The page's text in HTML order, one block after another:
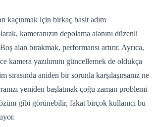
kaçınmak için birkaç basit adım
kameranızın depolama alanını düzenli
alan bırakmak, performansı artırır. Ayrıca,
kamera yazılımını güncellemek de oldukça
sırasında aniden bir sorunla karşılaşırsanız ne
yeniden başlatmak çoğu zaman problemi
gibi görünebilir, fakat birçok kullanıcı bu